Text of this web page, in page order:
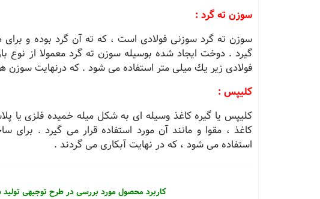
سوزن ته گرد :
سوزن ته گرد سوزنی فولادی است ، كه ته آن گرد بوده و
گیرد . دوخت ایجاد شده بوسیله سوزن ته گرد معمولا از
فولادی زیر یك میلی متر استفاده می شود . كه درنهایت سوزن
كلیپس :
كلیپس یا گیره كاغذ وسیله ای به شكل میله خمیده فلزی یا
كاغذ ، مقوا و مانند آن مورد استفاده قرار می گیرد .
استفاده می شود ، كه در نهایت آبكاری می گردند .
کاربرد محصول مورد بررسی در طرح توجیهی